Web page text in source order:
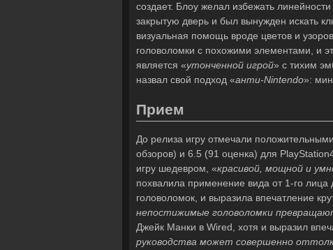
создает. Блоу желал избежать
закрытую дверь и был вынужден искать
визуальная помощь вроде цветов и
головоломки с похожими элементами, и
является «утонченной игрой» с тихим
назвал свой подход «анти-Nintendo»:
Прием
До релиза игру отмечали
обзоров) и 6.5 (91 оценка) для
игру шедевром, «красивой, мощной и
похвалила применение вида от 1-го
головоломок, и выразила впечатление
непостижимые головоломки
Джейк Манки в Wired, хотя и выразил
руководства может совершенно